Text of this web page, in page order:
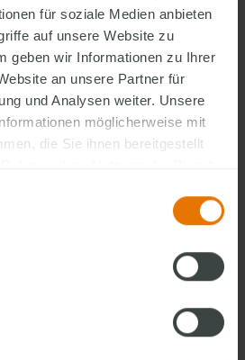
für soziale Medien anbieten
auf unsere Website zu
geben wir Informationen zu Ihrer
an unsere Partner für
und Analysen weiter. Unsere
möglicherweise mit
die Sie ihnen bereitgestellt
Einfluss haben. Für diese
wir keine Gewähr. Für die
ist stets der jeweilige Anbieter
verantwortlich.
waren keine rechtswidrigen
inhaltliche Kontrolle der
konkrete Anhaltspunkte einer